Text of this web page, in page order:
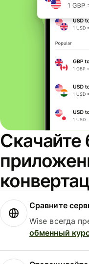
Скачайте
Сравните
Wise всегда
обменный